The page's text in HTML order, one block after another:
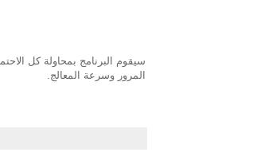
سيقوم البرنامج بمحاولة كل
المرور وسرعة المعالج.